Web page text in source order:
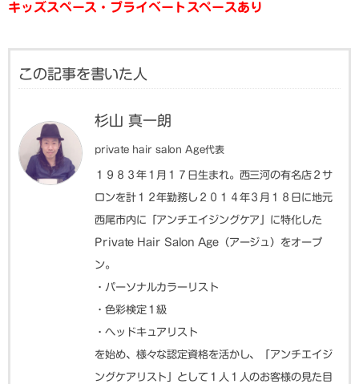
キッズスペース・プライベートスペースあり
この記事を書いた人
杉山 真一朗
private hair salon Age代表
１９８３年１月１７日生まれ。西三河の有名店２サ
ロンを計１２年勤務し２０１４年３月１８日に地元
西尾市内に「アンチエイジングケア」に特化した
Private Hair Salon Age（アージュ）をオープ
ン。
・パーソナルカラーリスト
・色彩検定１級
・ヘッドキュアリスト
を始め、様々な認定資格を活かし、「アンチエイジ
ングケアリスト」として１人１人のお客様の見た目